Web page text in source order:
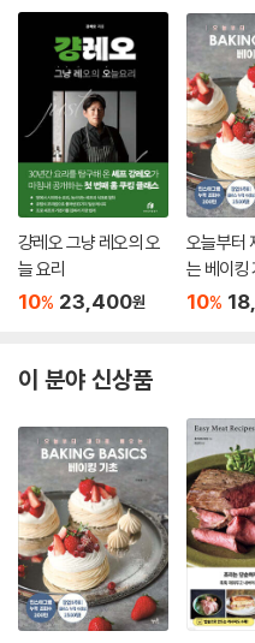
량과 지방 함량 등을 소비자가 이
질 수밖에 없다”는 저자의 말처럼,
지고기의 무궁무진한 매력을 새
걍레오 그냥 레오의 오
늘 요리
10% 23,400원
오늘부터
는 베이킹
10%
이 분야 신상품